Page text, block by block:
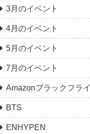
3月のイベント
4月のイベント
5月のイベント
7月のイベント
Amazonブラックフラ
BTS
ENHYPEN